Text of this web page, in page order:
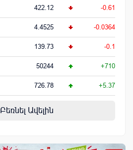
422.12 -0.61
4.4525 -0.0364
139.73 -0.1
50244 +710
726.78 +5.37
Բեռնել Ավելին